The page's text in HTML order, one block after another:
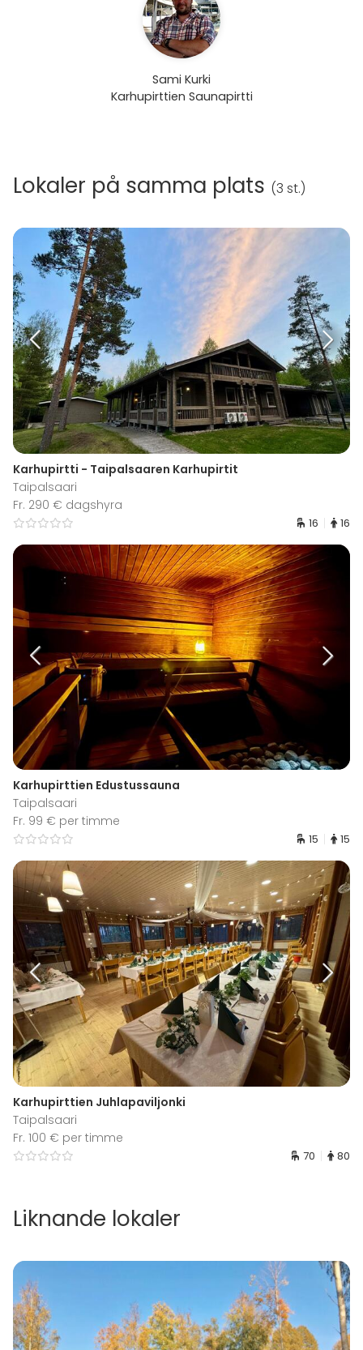
Sami Kurki
Karhupirttien Saunapirtti
Lokaler på samma plats (3 st.)
Karhupirtti - Taipalsaaren Karhupirtit
Taipalsaari
Fr. 290 € dagshyra
16 16
Karhupirttien Edustussauna
Taipalsaari
Fr. 99 € per timme
15 15
Karhupirttien Juhlapaviljonki
Taipalsaari
Fr. 100 € per timme
70 80
Liknande lokaler